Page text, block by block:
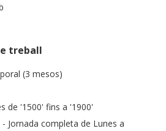
treball
(3 mesos)
de '1500' fins a '1900'
Jornada completa de Lunes a